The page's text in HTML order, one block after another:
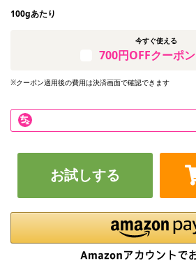
100gあたり
今すぐ使える
700円OFFクーポン
※クーポン適用後の費用は決済画面で確認できます
お試しする